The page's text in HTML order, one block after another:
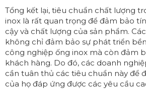
Tổng kết lại, tiêu chuẩn chất lượng
inox là rất quan trọng để đảm bảo
cậy và chất lượng của sản phẩm.
không chỉ đảm bảo sự phát triển
công nghiệp ống inox mà còn đảm
khách hàng. Do đó, các doanh
cần tuân thủ các tiêu chuẩn này để
của họ đáp ứng được các yêu cầu